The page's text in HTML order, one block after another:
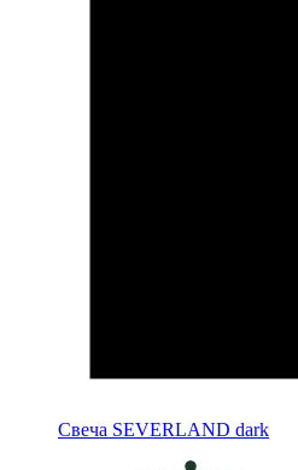
Свеча SEVERLAND dark